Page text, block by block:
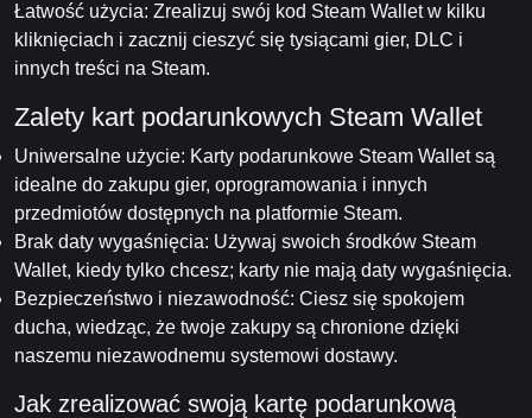
Łatwość użycia: Zrealizuj swój kod Steam Wallet w kilku
kliknięciach i zacznij cieszyć się tysiącami gier, DLC i
innych treści na Steam.
Zalety kart podarunkowych Steam Wallet
Uniwersalne użycie: Karty podarunkowe Steam Wallet są
idealne do zakupu gier, oprogramowania i innych
przedmiotów dostępnych na platformie Steam.
Brak daty wygaśnięcia: Używaj swoich środków Steam
Wallet, kiedy tylko chcesz; karty nie mają daty wygaśnięcia.
Bezpieczeństwo i niezawodność: Ciesz się spokojem
ducha, wiedząc, że twoje zakupy są chronione dzięki
naszemu niezawodnemu systemowi dostawy.
Jak zrealizować swoją kartę podarunkową